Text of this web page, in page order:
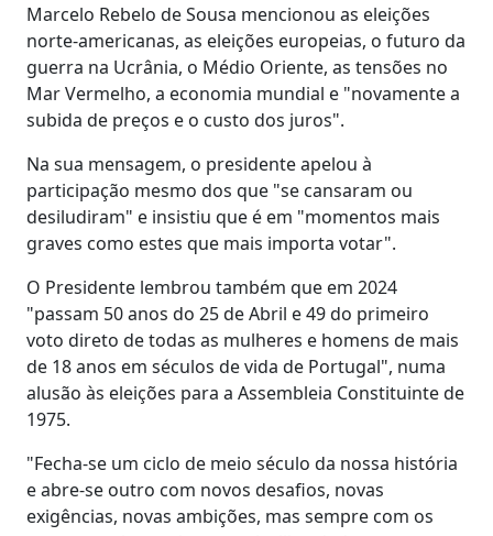
Marcelo Rebelo de Sousa mencionou as eleições
norte-americanas, as eleições europeias, o futuro da
guerra na Ucrânia, o Médio Oriente, as tensões no
Mar Vermelho, a economia mundial e "novamente a
subida de preços e o custo dos juros".
Na sua mensagem, o presidente apelou à
participação mesmo dos que "se cansaram ou
desiludiram" e insistiu que é em "momentos mais
graves como estes que mais importa votar".
O Presidente lembrou também que em 2024
"passam 50 anos do 25 de Abril e 49 do primeiro
voto direto de todas as mulheres e homens de mais
de 18 anos em séculos de vida de Portugal", numa
alusão às eleições para a Assembleia Constituinte de
1975.
"Fecha-se um ciclo de meio século da nossa história
e abre-se outro com novos desafios, novas
exigências, novas ambições, mas sempre com os